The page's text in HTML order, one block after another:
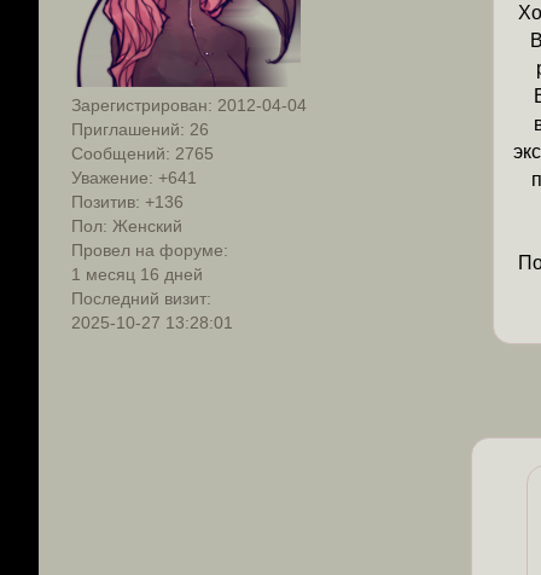
Зарегистрирован: 2012-04-04
Приглашений: 26
Сообщений: 2765
Уважение: +641
Позитив: +136
Пол: Женский
Провел на форуме:
1 месяц 16 дней
Последний визит:
2025-10-27 13:28:01